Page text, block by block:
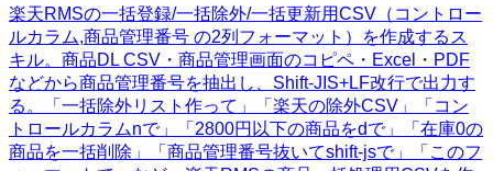
楽天RMSの一括登録/一括除外/一括更新用CSV（コントロー
ルカラム,商品管理番号 の2列フォーマット）を作成するス
キル。商品DL CSV・商品管理画面のコピペ・Excel・PDF
などから商品管理番号を抽出し、Shift-JIS+LF改行で出力す
る。「一括除外リスト作って」「楽天の除外CSV」「コン
トロールカラムnで」「2800円以下の商品をdで」「在庫0の
商品を一括削除」「商品管理番号抜いてshift-jsで」「このフ